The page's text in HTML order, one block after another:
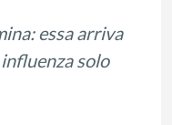
essa arriva
solo